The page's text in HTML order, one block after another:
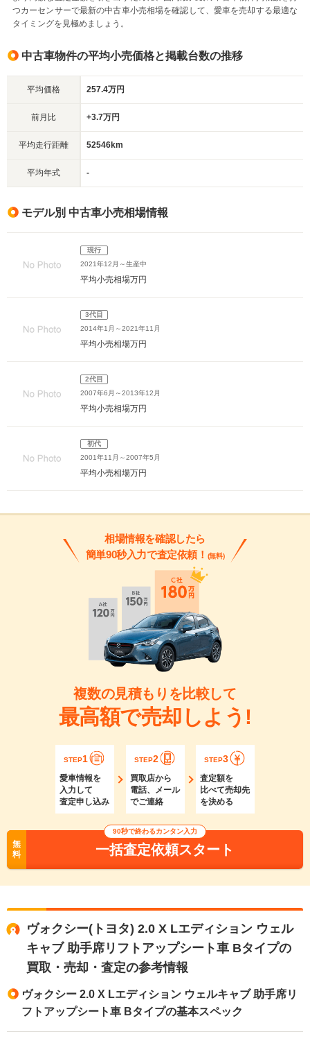
つカーセンサーで最新の中古車小売相場を確認して、愛車を売却する最適な
タイミングを見極めましょう。
中古車物件の平均小売価格と掲載台数の推移
平均価格 257.4万円
前月比 +3.7万円
平均走行距離 52546km
平均年式 -
モデル別 中古車小売相場情報
現行
2021年12月～生産中
平均小売相場万円
3代目
2014年1月～2021年11月
平均小売相場万円
2代目
2007年6月～2013年12月
平均小売相場万円
初代
2001年11月～2007年5月
平均小売相場万円
相場情報を確認したら
簡単90秒入力で査定依頼！ (無料)
複数の見積もりを比較して
最高額で売却しよう!
STEP1
愛車情報を
入力して
査定申し込み
STEP2
買取店から
電話、メール
でご連絡
STEP3
査定額を
比べて売却先
を決める
無
料
90秒で終わるカンタン入力
一括査定依頼スタート
ヴォクシー(トヨタ) 2.0 X Lエディション ウェル
キャブ 助手席リフトアップシート車 Bタイプの
買取・売却・査定の参考情報
ヴォクシー 2.0 X Lエディション ウェルキャブ 助手席リ
フトアップシート車 Bタイプの基本スペック